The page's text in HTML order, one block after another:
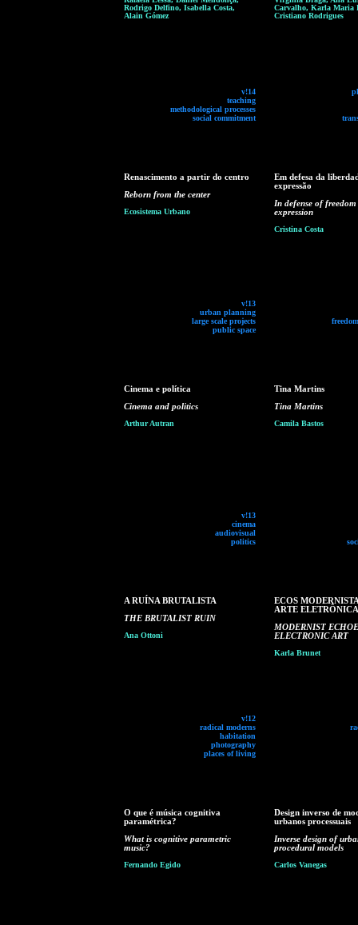
Rodrigo Delfino, Isabella Costa,
Alain Gómez
v!14
teaching
methodological processes
social commitment
Carvalho, Karla Maria
Cristiano Rodrigues
Renascimento a partir do centro
Reborn from the center
Ecosistema Urbano
v!13
urban planning
large scale projects
public space
Em defesa da
expressão
In defense of
expression
Cristina Costa
Cinema e política
Cinema and politics
Arthur Autran
v!13
cinema
audiovisual
politics
Tina Martins
Tina Martins
Camila Bastos
A RUÍNA BRUTALISTA
THE BRUTALIST RUIN
Ana Ottoni
v!12
radical moderns
habitation
photography
places of living
ECOS
ARTE ELETRÔNICA
MODERNIST
ELECTRONIC ART
Karla Brunet
O que é música cognitiva
paramétrica?
What is cognitive parametric
music?
Fernando Egido
Design inverso de
urbanos processuais
Inverse design of
procedural models
Carlos Vanegas